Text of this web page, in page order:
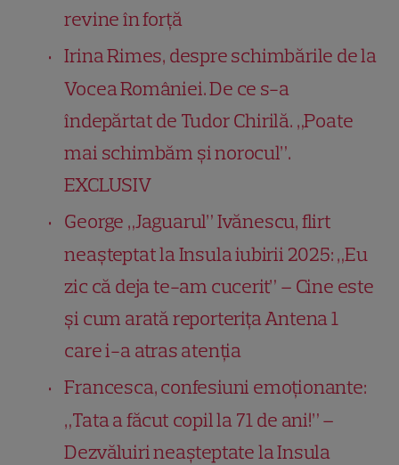
revine în forță
Irina Rimes, despre schimbările de la
Vocea României. De ce s-a
îndepărtat de Tudor Chirilă. „Poate
mai schimbăm și norocul”.
EXCLUSIV
George „Jaguarul” Ivănescu, flirt
neașteptat la Insula iubirii 2025: „Eu
zic că deja te-am cucerit” – Cine este
și cum arată reporterița Antena 1
care i-a atras atenția
Francesca, confesiuni emoționante:
„Tata a făcut copil la 71 de ani!” –
Dezvăluiri neașteptate la Insula